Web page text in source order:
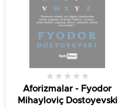
Aforizmalar - Fyodor
Mihayloviç Dostoyevski
★ ★ ★ ★ ★